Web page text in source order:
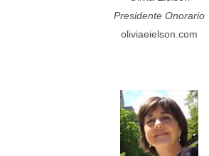
Presidente Onorario
oliviaeielson.com